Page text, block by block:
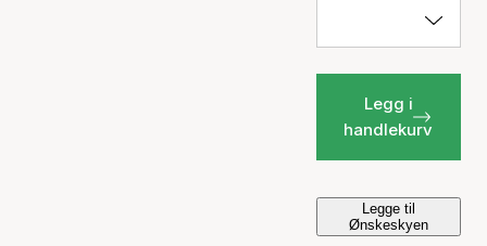
Legg i
handlekurv
Legge til
Ønskeskyen